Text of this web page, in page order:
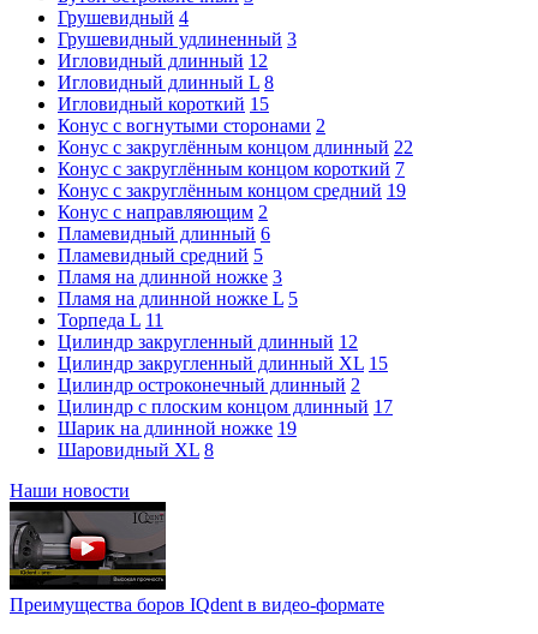
Грушевидный 4
Грушевидный удлиненный 3
Игловидный длинный 12
Игловидный длинный L 8
Игловидный короткий 15
Конус с вогнутыми сторонами 2
Конус с закруглённым концом длинный 22
Конус с закруглённым концом короткий 7
Конус с закруглённым концом средний 19
Конус с направляющим 2
Пламевидный длинный 6
Пламевидный средний 5
Пламя на длинной ножке 3
Пламя на длинной ножке L 5
Торпеда L 11
Цилиндр закругленный длинный 12
Цилиндр закругленный длинный XL 15
Цилиндр остроконечный длинный 2
Цилиндр с плоским концом длинный 17
Шарик на длинной ножке 19
Шаровидный XL 8
Наши новости
Преимущества боров IQdent в видео-формате